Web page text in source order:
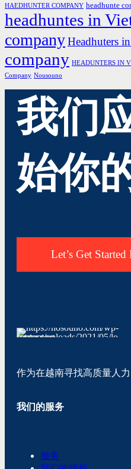
HAEDHUNTER COMPANY headhunte
headhuntes in
companyHeadhuters
company HEADUNTERS IN
Company Nousouno
我们
始你
Let’s Get
作为在越南寻找高质量人力
我们的服务
服务